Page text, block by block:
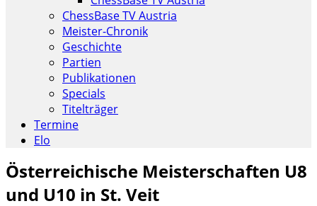
ChessBase TV Austria
Meister-Chronik
Geschichte
Partien
Publikationen
Specials
Titelträger
Termine
Elo
Österreichische Meisterschaften U8
und U10 in St. Veit